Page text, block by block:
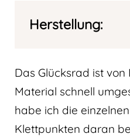
Herstellung:
Das Glücksrad ist
Material schnell
habe ich die
Klettpunkten daran